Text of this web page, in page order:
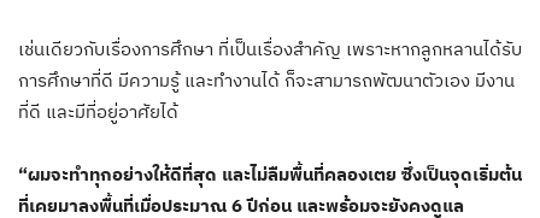
เช่นเดียวกับเรื่องการศึกษา ที่เป็นเรื่องสำคัญ เพราะหากลูกหลานได้รับ
การศึกษาที่ดี มีความรู้ และทำงานได้ ก็จะสามารถพัฒนาตัวเอง มีงาน
ที่ดี และมีที่อยู่อาศัยได้
“ผมจะทำทุกอย่างให้ดีที่สุด และไม่ลืมพื้นที่คลองเตย ซึ่งเป็นจุดเริ่มต้น
ที่เคยมาลงพื้นที่เมื่อประมาณ 6 ปีก่อน และพร้อมจะยังคงดูแล